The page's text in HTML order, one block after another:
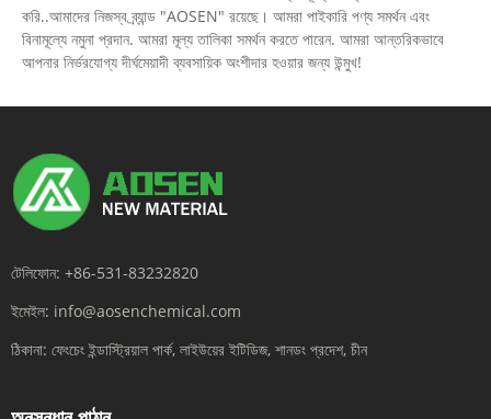
করি..আমাদের নিজস্ব ব্র্যান্ড "AOSEN" রয়েছে। আমরা পাইকারি পণ্য সমর্থন এবং
বিনামূল্যে নমুনা প্রদান. আমরা মূল্য তালিকা সমর্থন করতে পারেন. আমরা আন্তরিকভাবে
আপনার নির্ভরযোগ্য দীর্ঘমেয়াদী ব্যবসায়িক অংশীদার হওয়ার জন্য উন্মুখ!
টেলিফোন: +86-531-83232820
ইমেইল: info@aosenchemical.com
ঠিকানা: ফেংচেং ইন্ডাস্ট্রিয়াল পার্ক, লাইউয়ের ইটিডিজ, শানডং প্রদেশ, চীন